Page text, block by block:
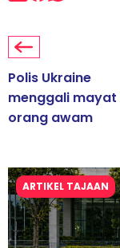
Polis Ukraine
menggali
orang awam
ARTIKEL TAJAAN